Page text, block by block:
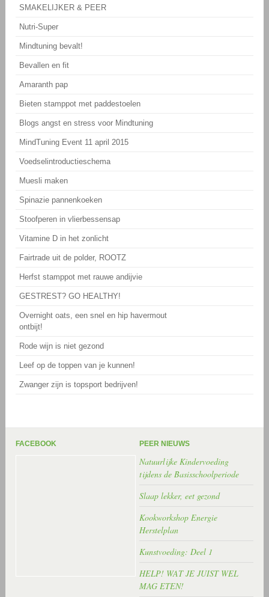
SMAKELIJKER & PEER
Nutri-Super
Mindtuning bevalt!
Bevallen en fit
Amaranth pap
Bieten stamppot met paddestoelen
Blogs angst en stress voor Mindtuning
MindTuning Event 11 april 2015
Voedselintroductieschema
Muesli maken
Spinazie pannenkoeken
Stoofperen in vlierbessensap
Vitamine D in het zonlicht
Fairtrade uit de polder, ROOTZ
Herfst stamppot met rauwe andijvie
GESTREST? GO HEALTHY!
Overnight oats, een snel en hip havermout
ontbijt!
Rode wijn is niet gezond
Leef op de toppen van je kunnen!
Zwanger zijn is topsport bedrijven!
FACEBOOK PEER NIEUWS
Natuurlijke Kindervoeding
tijdens de Basisschoolperiode
Slaap lekker, eet gezond
Kookworkshop Energie
Herstelplan
Kunstvoeding: Deel 1
HELP! WAT JE JUIST WEL
MAG ETEN!